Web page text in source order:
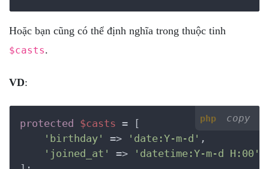
Hoặc bạn cũng có thể định nghĩa trong thuộc tinh
$casts.
VD:
php copy
protected $casts = [
'birthday'
=> 'date:Y-m-d' ,
'joined_at'
=> 'datetime:Y-m-d H:00'